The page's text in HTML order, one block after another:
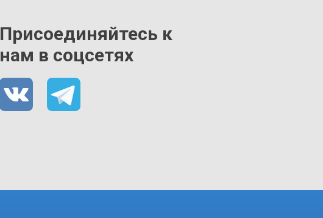
Присоединяйтесь к
нам в соцсетях